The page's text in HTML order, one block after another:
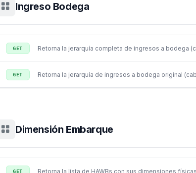
Ingreso Bodega
GET /ingresoBodega/v1/consultar/{numeroEmbarque}
Retorna la jerarquía completa de ingresos a bodega
GET /ingresoBodega/v1/consultar/original
Retorna la jerarquía de ingresos a bodega original
Dimensión Embarque
GET /dimensionEmbarque/v1/consultar/{numeroEmbarque}
Retorna la lista de HAWBs con sus dimensiones